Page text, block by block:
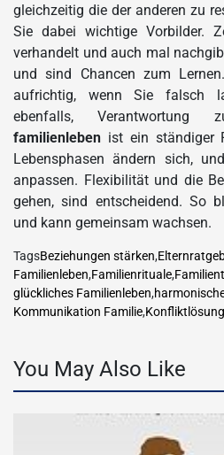
gleichzeitig die der anderen zu
Sie dabei wichtige Vorbilder.
verhandelt und auch mal
und sind Chancen zum
aufrichtig, wenn Sie falsch
ebenfalls, Verantwortung
familienleben ist ein ständiger
Lebensphasen ändern sich,
anpassen. Flexibilität und die
gehen, sind entscheidend. So
und kann gemeinsam wachsen.
TagsBeziehungen stärken,
Familienleben,Familienrituale,
glückliches Familienleben,
Kommunikation Familie,
You May Also Like